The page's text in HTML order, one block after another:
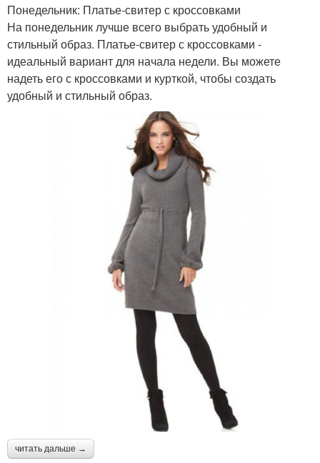
Понедельник: Платье-свитер с кроссовками
На понедельник лучше всего выбрать удобный и
стильный образ. Платье-свитер с кроссовками -
идеальный вариант для начала недели. Вы можете
надеть его с кроссовками и курткой, чтобы создать
удобный и стильный образ.
читать дальше →